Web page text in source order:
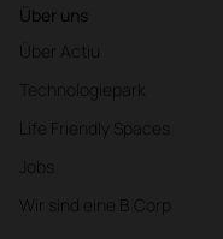
Über uns
Über Actiu
Technologiepark
Life Friendly Spaces
Jobs
Wir sind eine B Corp